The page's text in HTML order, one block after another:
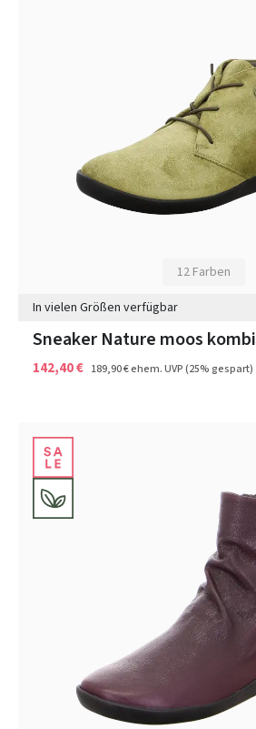
12 Farben
In vielen Größen verfügbar
Sneaker Nature moos kombi
142,40 € 189,90 €ehem. UVP(25% gespart)